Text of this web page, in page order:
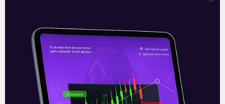
Amazon está interessada em
MGM